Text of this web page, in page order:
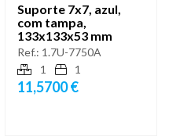
Suporte 7x7, azul,
com tampa,
133x133x53 mm
Ref.: 1.7U-7750A
1
1
11,5700 €